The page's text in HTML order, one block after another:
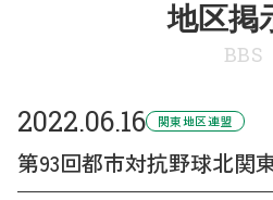
地区掲
BBS
2022.06.16 関東地区連盟
第93回都市対抗野球北関